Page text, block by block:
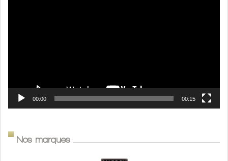
00:00 00:15
Nos marques